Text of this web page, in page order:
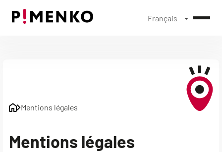
Français
Mentions légales
Mentions légales